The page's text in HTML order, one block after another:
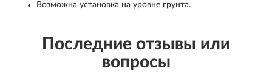
Возможна установка на уровне грунта.
Последние отзывы или
вопросы